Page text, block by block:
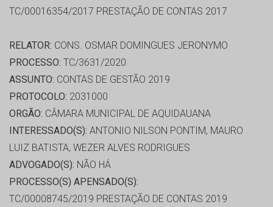
TC/00016354/2017 PRESTAÇÃO DE CONTAS 2017
RELATOR: CONS. OSMAR DOMINGUES JERONYMO
PROCESSO: TC/3631/2020
ASSUNTO: CONTAS DE GESTÃO 2019
PROTOCOLO: 2031000
ORGÃO: CÂMARA MUNICIPAL DE AQUIDAUANA
INTERESSADO(S): ANTONIO NILSON PONTIM, MAURO
LUIZ BATISTA, WEZER ALVES RODRIGUES
ADVOGADO(S): NÃO HÁ
PROCESSO(S) APENSADO(S):
TC/00008745/2019 PRESTAÇÃO DE CONTAS 2019